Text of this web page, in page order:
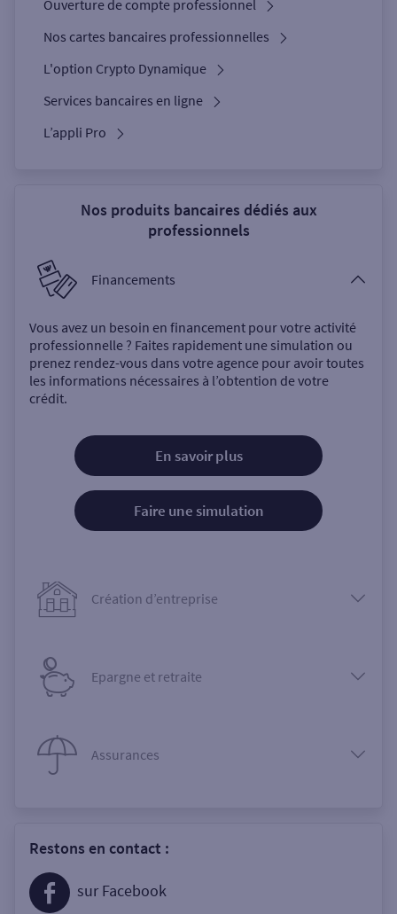
Ouverture de compte professionnel
Nos cartes bancaires professionnelles
L'option Crypto Dynamique
Services bancaires en ligne
L’appli Pro
Nos produits bancaires dédiés aux
professionnels
Financements
Vous avez un besoin en financement pour votre activité
professionnelle ? Faites rapidement une simulation ou
prenez rendez-vous dans votre agence pour avoir toutes
les informations nécessaires à l’obtention de votre
crédit.
En savoir plus
Faire une simulation
Création d’entreprise
Epargne et retraite
Assurances
Restons en contact :
sur Facebook